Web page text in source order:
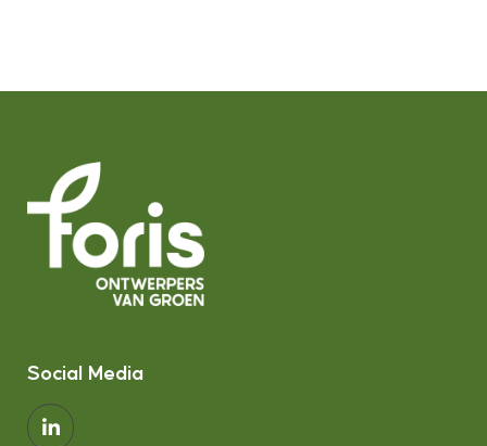
Social Media